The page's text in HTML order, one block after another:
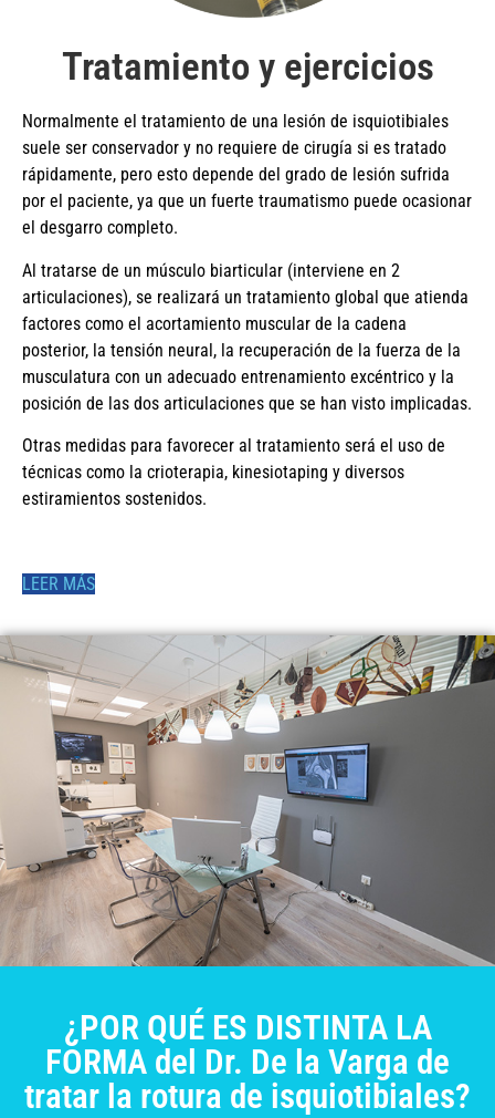
Tratamiento y ejercicios
Normalmente el tratamiento de una lesión de isquiotibiales
suele ser conservador y no requiere de cirugía si es tratado
rápidamente, pero esto depende del grado de lesión sufrida
por el paciente, ya que un fuerte traumatismo puede ocasionar
el desgarro completo.
Al tratarse de un músculo biarticular (interviene en 2
articulaciones), se realizará un tratamiento global que atienda
factores como el acortamiento muscular de la cadena
posterior, la tensión neural, la recuperación de la fuerza de la
musculatura con un adecuado entrenamiento excéntrico y la
posición de las dos articulaciones que se han visto implicadas.
Otras medidas para favorecer al tratamiento será el uso de
técnicas como la crioterapia, kinesiotaping y diversos
estiramientos sostenidos.
LEER MÁS
¿POR QUÉ ES DISTINTA LA
FORMA del Dr. De la Varga de
tratar la rotura de isquiotibiales?